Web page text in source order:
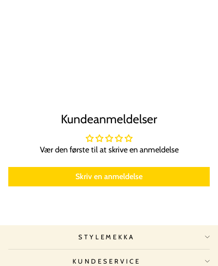
Kundeanmeldelser
Vær den første til at skrive en anmeldelse
Skriv en anmeldelse
STYLEMEKKA
KUNDESERVICE